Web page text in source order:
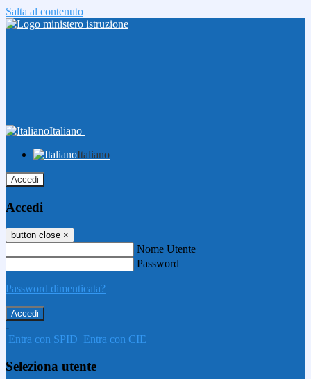
Salta al contenuto
Italiano
Italiano
Accedi
Accedi
button close ×
Nome Utente
Password
Password dimenticata?
-
Entra con SPID Entra con CIE
Seleziona utente